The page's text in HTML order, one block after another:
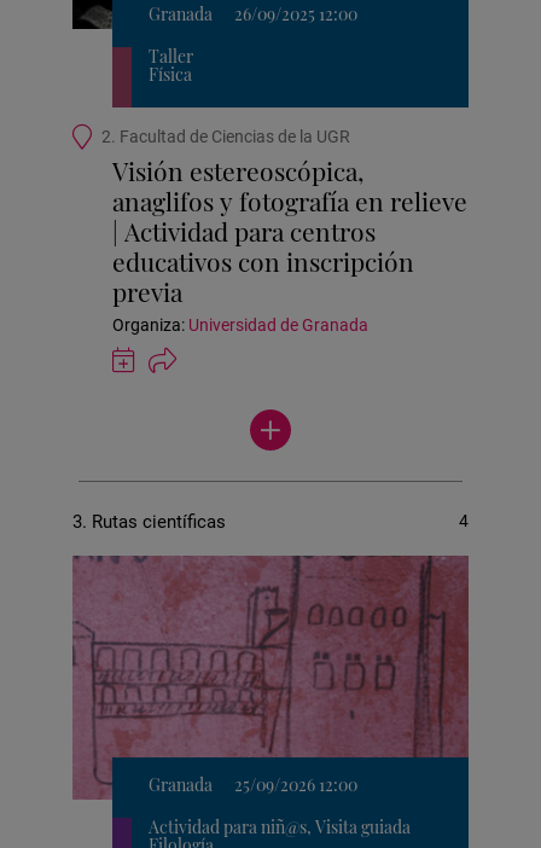
Granada
26/09/2025 12:00
Taller
Física
Ubicación
actividad
2. Facultad de Ciencias de la UGR
Visión estereoscópica,
anaglifos y fotografía en relieve
| Actividad para centros
educativos con inscripción
previa
Organiza: Universidad de Granada
Guardar
actividad
Ver
más
3. Rutas científicas 4
Granada
25/09/2026 12:00
Actividad para niñ@s, Visita guiada